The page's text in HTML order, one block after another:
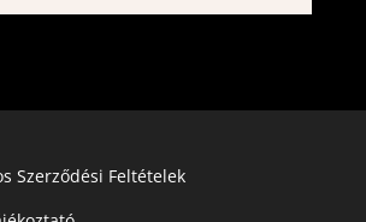
Szerződési Feltételek